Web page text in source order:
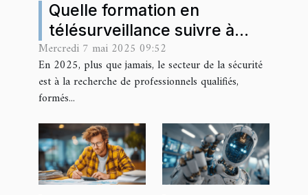
Quelle formation en
télésurveillance suivre à
Nice ?
Mercredi 7 mai 2025 09:52
En 2025, plus que jamais, le secteur de la sécurité
est à la recherche de professionnels qualifiés,
formés...